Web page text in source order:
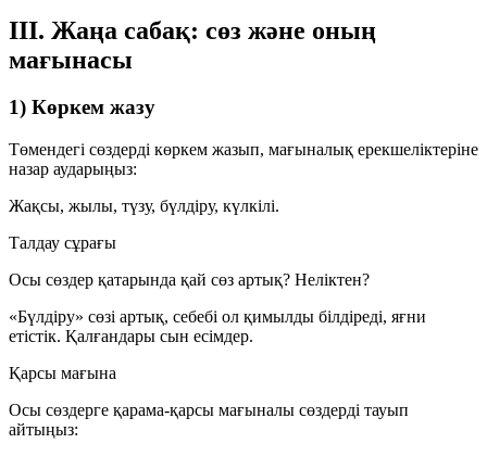
III. Жаңа сабақ: сөз және оның
мағынасы
1) Көркем жазу
Төмендегі сөздерді көркем жазып, мағыналық ерекшеліктеріне
назар аударыңыз:
Жақсы, жылы, түзу, бүлдіру, күлкілі.
Талдау сұрағы
Осы сөздер қатарында қай сөз артық? Неліктен?
«Бүлдіру» сөзі артық, себебі ол қимылды білдіреді, яғни
етістік. Қалғандары сын есімдер.
Қарсы мағына
Осы сөздерге қарама-қарсы мағыналы сөздерді тауып
айтыңыз: